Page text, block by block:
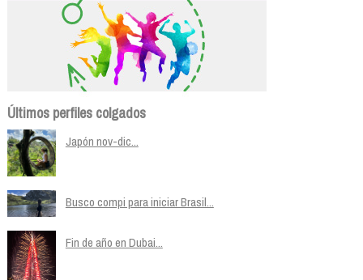
Últimos perfiles colgados
Japón nov-dic...
Busco compi para iniciar Brasil...
Fin de año en Dubai...